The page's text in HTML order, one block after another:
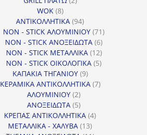
WOK 88
προϊόντα
ΑΝΤΙΚΟΛΛΗΤΙΚΑ 9494
προϊόντα
NON - STICK ΑΛΟΥΜΙΝΙΟΥ 7171
προϊόντα
NON - STICK ΑΝΟΞΕΙΔΩΤΑ 66
προϊόντα
NON - STICK ΜΕΤΑΛΛΙΚΑ 1212
προϊόντα
NON - STICK ΟΙΚΟΛΟΓΙΚΑ 55
ΚΑΠΑΚΙΑ ΤΗΓΑΝΙΟΥ 99
προϊόντα
ΚΕΡΑΜΙΚΑ ΑΝΤΙΚΟΛΛΗΤΙΚΑ 77
ΑΛΟΥΜΙΝΙΟΥ 22
προϊόντα
ΑΝΟΞΕΙΔΩΤΑ 55
προϊόντα
ΚΡΕΠΑΣ ΑΝΤΙΚΟΛΛΗΤΙΚΑ 44
ΜΕΤΑΛΛΙΚΑ - ΧΑΛΥΒΑ 1313